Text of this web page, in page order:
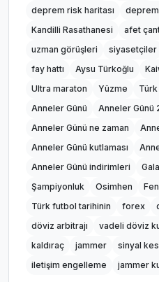
deprem risk haritası
Kandilli Rasathanesi
afet
uzman görüşleri
siyasetçiler
fay hattı
Aysu Türkoğlu
Ultra maraton
Yüzme
Anneler Günü
Anneler Günü
Anneler Günü ne zaman
Anneler Günü kutlaması
Anneler Günü indirimleri
Şampiyonluk
Osimhen
Türk futbol tarihinin
forex
döviz arbitrajı
vadeli döviz
kaldıraç
jammer sinyal
iletişim engelleme
jammer